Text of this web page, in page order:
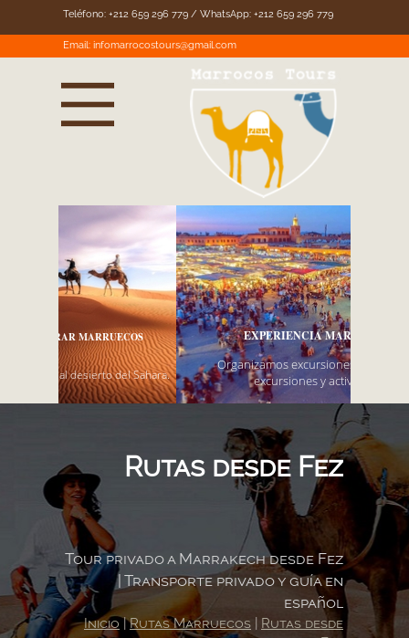
EXPERIENCIA MARRAKECH
Organizamos excursiones a Marrakech,
excursiones y actividades.
Teléfono: +212 659 296 779 / WhatsApp: +212 659 296 779
Email: infomarrocostours@gmail.com
Rutas desde Fez
Tour privado a Marrakech desde Fez
| Transporte privado y guía en
español
Inicio|Rutas Marruecos
Rutas desde